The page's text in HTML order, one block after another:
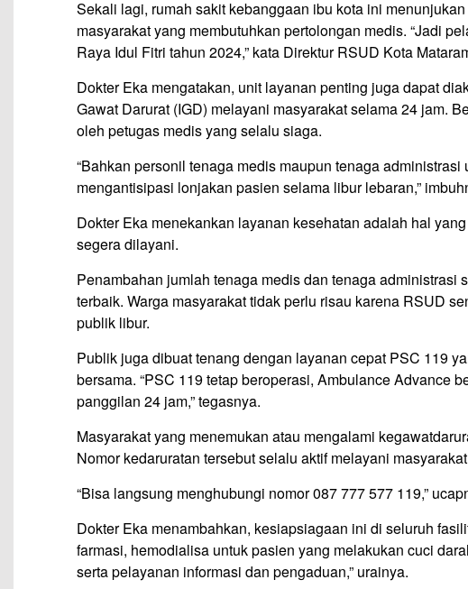
Sekali lagi, rumah sakit kebanggaan ibu kota ini
masyarakat yang membutuhkan pertolongan medis. “Jadi
Raya Idul Fitri tahun 2024,” kata Direktur RSUD Kota
Dokter Eka mengatakan, unit layanan penting juga dapat
Gawat Darurat (IGD) melayani masyarakat selama 24 jam.
oleh petugas medis yang selalu siaga.
“Bahkan personil tenaga medis maupun tenaga
mengantisipasi lonjakan pasien selama libur lebaran,”
Dokter Eka menekankan layanan kesehatan adalah hal
segera dilayani.
Penambahan jumlah tenaga medis dan tenaga
terbaik. Warga masyarakat tidak perlu risau karena RSUD
publik libur.
Publik juga dibuat tenang dengan layanan cepat PSC 119
bersama. “PSC 119 tetap beroperasi, Ambulance Advance
panggilan 24 jam,” tegasnya.
Masyarakat yang menemukan atau mengalami
Nomor kedaruratan tersebut selalu aktif melayani
“Bisa langsung menghubungi nomor 087 777 577 119,”
Dokter Eka menambahkan, kesiapsiagaan ini di seluruh
farmasi, hemodialisa untuk pasien yang melakukan cuci
serta pelayanan informasi dan pengaduan,” urainya.